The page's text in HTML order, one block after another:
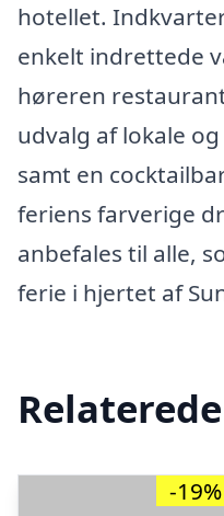
hotellet.
enkelt indrettede
høreren
udvalg af lokale
samt en
feriens farverige
anbefales til alle,
ferie i hjertet af
-19%